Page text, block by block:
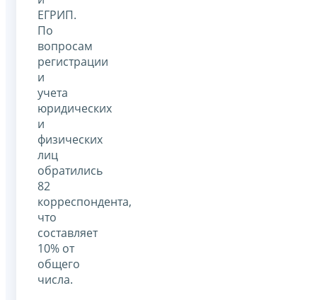
ЕГРИП.
По
вопросам
регистрации
и
учета
юридических
и
физических
лиц
обратились
82
корреспондента,
что
составляет
10% от
общего
числа.